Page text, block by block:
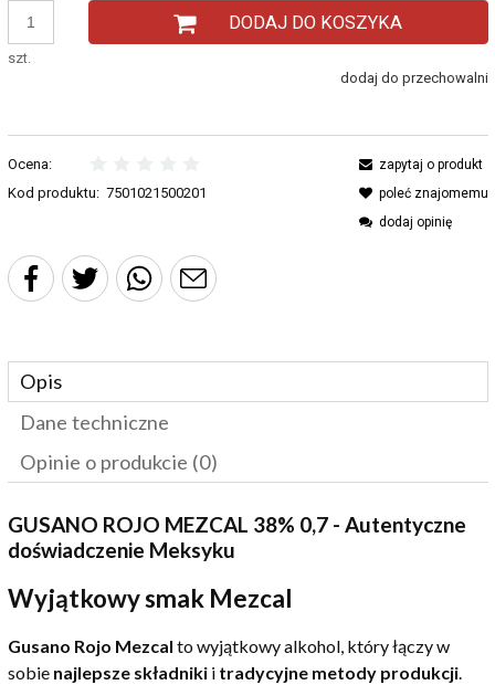
szt.
DODAJ DO KOSZYKA
dodaj do przechowalni
Ocena:
Kod produktu: 7501021500201
zapytaj o produkt
poleć znajomemu
dodaj opinię
Opis
Dane techniczne
Opinie o produkcie (0)
GUSANO ROJO MEZCAL 38% 0,7 - Autentyczne
doświadczenie Meksyku
Wyjątkowy smak Mezcal
Gusano Rojo Mezcal to wyjątkowy alkohol, który łączy w
sobie najlepsze składnikii tradycyjne metody produkcji.